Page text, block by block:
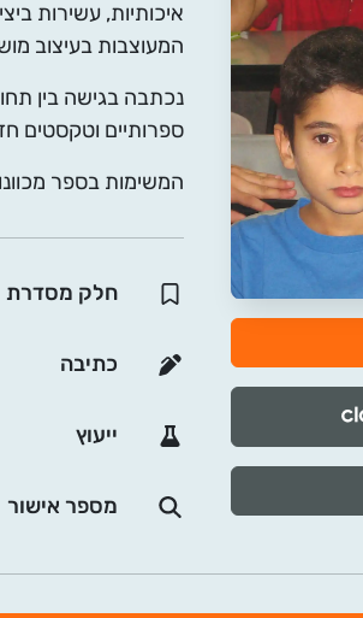
איכותיות, עשירות
המעוצבות בעיצוב
נכתבה בגישה בין
ספרותיים וטקסטים
המשימות בספר
חלק מסדרת
כתיבה
ייעוץ
מספר אישור